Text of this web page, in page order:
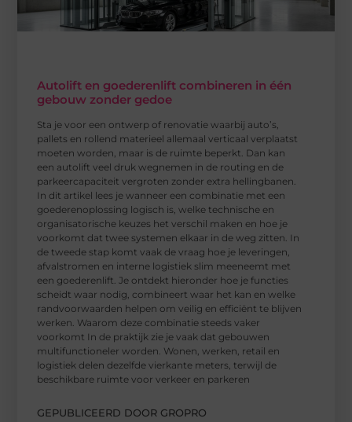
Autolift en goederenlift combineren in één
gebouw zonder gedoe
Sta je voor een ontwerp of renovatie waarbij auto’s,
pallets en rollend materieel allemaal verticaal verplaatst
moeten worden, maar is de ruimte beperkt. Dan kan
een autolift veel druk wegnemen in de routing en de
parkeercapaciteit vergroten zonder extra hellingbanen.
In dit artikel lees je wanneer een combinatie met een
goederenoplossing logisch is, welke technische en
organisatorische keuzes het verschil maken en hoe je
voorkomt dat twee systemen elkaar in de weg zitten. In
de tweede stap komt vaak de vraag hoe je leveringen,
afvalstromen en interne logistiek slim meeneemt met
een goederenlift. Je ontdekt hieronder hoe je functies
scheidt waar nodig, combineert waar het kan en welke
randvoorwaarden helpen om veilig en efficiënt te blijven
werken. Waarom deze combinatie steeds vaker
voorkomt In de praktijk zie je vaak dat gebouwen
multifunctioneler worden. Wonen, werken, retail en
logistiek delen dezelfde vierkante meters, terwijl de
beschikbare ruimte voor verkeer en parkeren
GEPUBLICEERD DOOR GROPRO